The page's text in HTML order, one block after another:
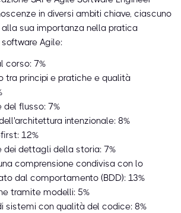
in diversi ambiti chiave, ciascuno
sua importanza nella pratica
Agile:
corso: 7%
tra principi e pratiche e qualità
del flusso: 7%
intenzionale: 8%
12%
dei dettagli della storia: 7%
comprensione condivisa con lo
dal comportamento (BDD): 13%
tramite modelli: 5%
sistemi con qualità del codice: 8%